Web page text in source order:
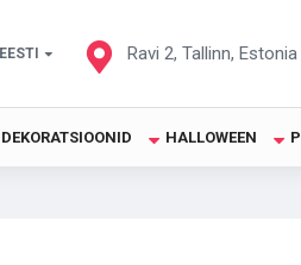
EESTI Ravi 2, Tallinn, Estonia
DEKORATSIOONID HALLOWEEN